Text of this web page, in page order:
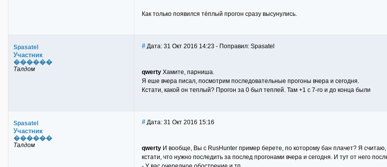
Как только появился тёплый прогон сразу высунулись.
Spasatel
Участник
������
Талдом
# Дата: 31 Окт 2016 14:23 - Поправил: Spasatel
qwerty Хамите, парниша.
Я еше вчера писал, посмотрим последовательные прогоны вчера и сегодня.
Кстати, какой он теплый? Прогон за 0 был теплей. Там +1 с 7-го и до конца были
Spasatel
Участник
������
Талдом
# Дата: 31 Окт 2016 15:16
qwerty И вообще, Вы с RusHunter пример берете, по которому бан плачет? Я
кстати, что нужно последить за послед прогонами вчера и сегодня. И тут от него